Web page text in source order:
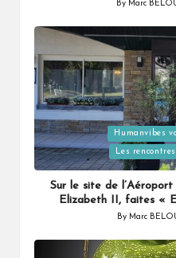
Posted
By Marc
Posted
in
Humanvibes
Les
Sur le site de
Elizabeth II, faites «
Posted
By Marc